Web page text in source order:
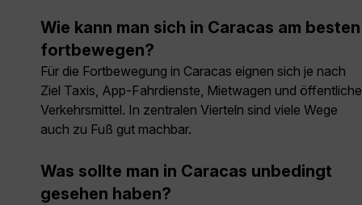
Wie kann man sich in Caracas am besten
fortbewegen?
Für die Fortbewegung in Caracas eignen sich je nach
Ziel Taxis, App-Fahrdienste, Mietwagen und öffentliche
Verkehrsmittel. In zentralen Vierteln sind viele Wege
auch zu Fuß gut machbar.
Was sollte man in Caracas unbedingt
gesehen haben?